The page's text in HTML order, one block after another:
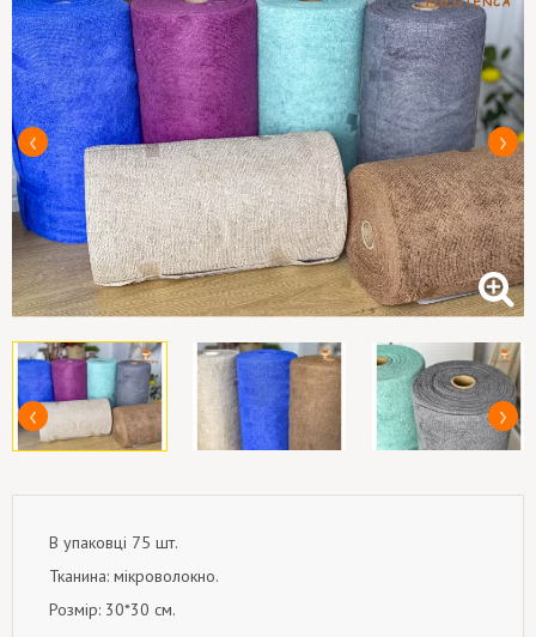
В упаковці 75 шт.
Тканина: мікроволокно.
Розмір: 30*30 см.